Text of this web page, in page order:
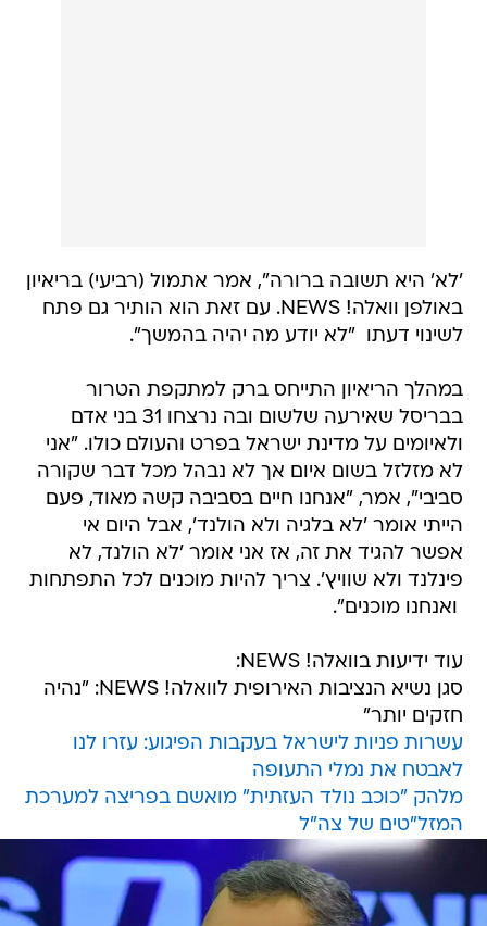
'לא' היא תשובה ברורה", אמר אתמול (רביעי) בריאיון
באולפן וואלה! NEWS. עם זאת הוא הותיר גם פתח
לשינוי דעתו  "לא יודע מה יהיה בהמשך".
במהלך הריאיון התייחס ברק למתקפת הטרור
בבריסל שאירעה שלשום ובה נרצחו 31 בני אדם
ולאיומים על מדינת ישראל בפרט והעולם כולו. "אני
לא מזלזל בשום איום אך לא נבהל מכל דבר שקורה
סביבי", אמר, "אנחנו חיים בסביבה קשה מאוד, פעם
הייתי אומר 'לא בלגיה ולא הולנד', אבל היום אי
אפשר להגיד את זה, אז אני אומר 'לא הולנד, לא
פינלנד ולא שוויץ'. צריך להיות מוכנים לכל התפתחות
 ואנחנו מוכנים".
עוד ידיעות בוואלה! NEWS:
סגן נשיא הנציבות האירופית לוואלה! NEWS: "נהיה
חזקים יותר"
עשרות פניות לישראל בעקבות הפיגוע: עזרו לנו
לאבטח את נמלי התעופה
מלהק "כוכב נולד העזתית" מואשם בפריצה למערכת
המזל"טים של צה"ל